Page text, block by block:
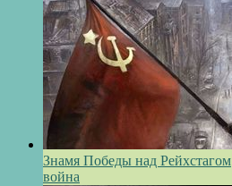
Знамя Победы над Рейхстагом
война